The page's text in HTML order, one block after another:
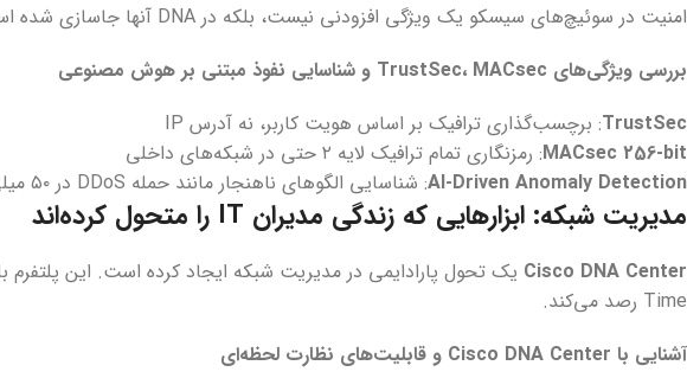
امنیت در سوئیچ‌های سیسکو یک ویژگی افزودنی نیست، بلکه در DNA آنها جاسازی شده است:
بررسی ویژگی‌های TrustSec، MACsec و شناسایی نفوذ مبتنی بر هوش مصنوعی
TrustSec: برچسب‌گذاری ترافیک بر اساس هویت کاربر، نه آدرس IP
MACsec 256-bit: رمزنگاری تمام ترافیک لایه ۲ حتی در شبکه‌های داخلی
AI-Driven Anomaly Detection: شناسایی الگوهای ناهنجار مانند حمله DDoS در ۵۰ میلی‌ثانیه
مدیریت شبکه: ابزارهایی که زندگی مدیران IT را متحول کرده‌اند
Cisco DNA Center یک تحول پارادایمی در مدیریت شبکه ایجاد کرده است. این پلتفرم با
Time رصد می‌کند.
آشنایی با Cisco DNA Center و قابلیت‌های نظارت لحظه‌ای